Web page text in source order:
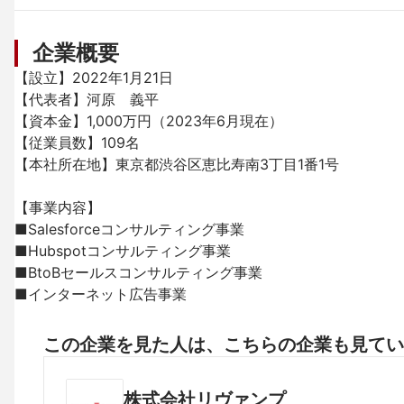
企業概要
【設立】2022年1月21日
【代表者】河原　義平
【資本金】1,000万円（2023年6月現在）
【従業員数】109名
【本社所在地】東京都渋谷区恵比寿南3丁目1番1号
【事業内容】
■Salesforceコンサルティング事業
■Hubspotコンサルティング事業
■BtoBセールスコンサルティング事業
■インターネット広告事業
この企業を見た人は、こちらの企業も見て
株式会社リヴァンプ